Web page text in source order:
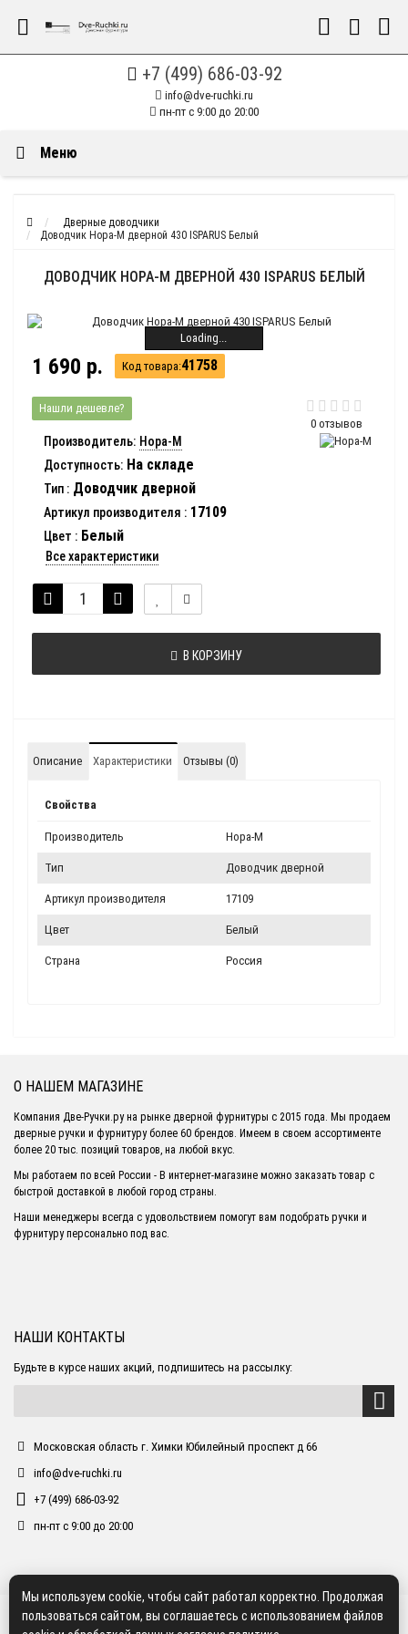
+7 (499) 686-03-92
info@dve-ruchki.ru
пн-пт с 9:00 до 20:00
Меню
Дверные доводчики
Доводчик Нора-М дверной 430 ISPARUS Белый
ДОВОДЧИК НОРА-М ДВЕРНОЙ 430 ISPARUS БЕЛЫЙ
Loading...
0 отзывов
1 690 р. Код товара:41758
Нашли дешевле?
Производитель: Нора-М
Доступность: На складе
Тип : Доводчик дверной
Артикул производителя : 17109
Цвет : Белый
Все характеристики
В КОРЗИНУ
Описание Характеристики Отзывы (0)
Свойства
Производитель Нора-М
Тип Доводчик дверной
Артикул производителя 17109
Цвет Белый
Страна Россия
О НАШЕМ МАГАЗИНЕ
Компания Две-Ручки.ру на рынке дверной фурнитуры с 2015 года. Мы продаем
дверные ручки и фурнитуру более 60 брендов. Имеем в своем ассортименте
более 20 тыс. позиций товаров, на любой вкус.
Мы работаем по всей России - В интернет-магазине можно заказать товар с
быстрой доставкой в любой город страны.
Наши менеджеры всегда с удовольствием помогут вам подобрать ручки и
фурнитуру персонально под вас.
НАШИ КОНТАКТЫ
Будьте в курсе наших акций, подпишитесь на рассылку:
Московская область г. Химки Юбилейный проспект д 66
info@dve-ruchki.ru
+7 (499) 686-03-92
пн-пт с 9:00 до 20:00
Мы используем cookie, чтобы сайт работал корректно. Продолжая
пользоваться сайтом, вы соглашаетесь с использованием файлов